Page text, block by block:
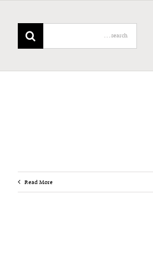
Search
for:
Read More